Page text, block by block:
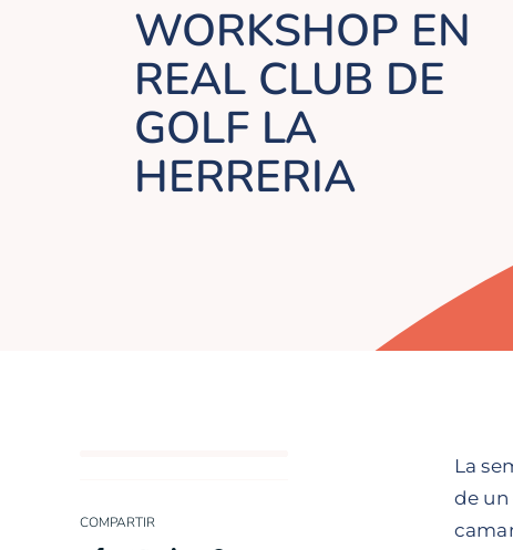
WORKSHOP EN
REAL CLUB DE
GOLF LA
HERRERIA
COMPARTIR
La
de